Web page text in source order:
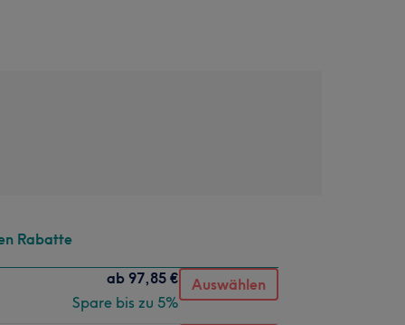
Rabatte
ab 97,85 €
Spare bis zu 5%
Auswählen